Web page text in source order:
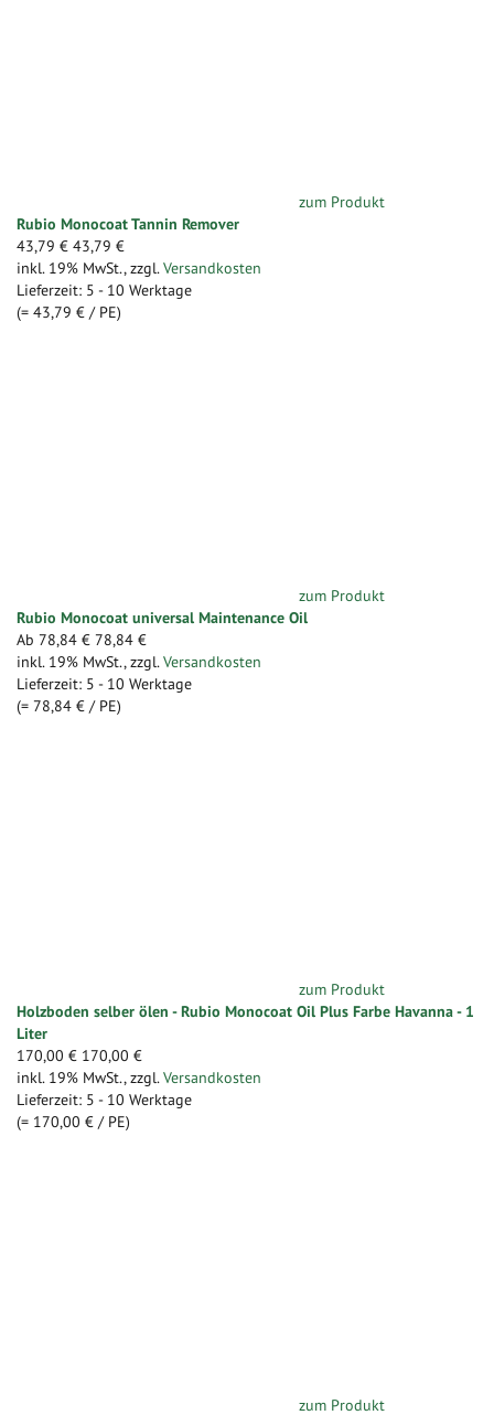
zum Produkt
Rubio Monocoat Tannin Remover
43,79 € 43,79 €
inkl. 19% MwSt., zzgl. Versandkosten
Lieferzeit: 5 - 10 Werktage
(= 43,79 € / PE)
zum Produkt
Rubio Monocoat universal Maintenance Oil
Ab 78,84 € 78,84 €
inkl. 19% MwSt., zzgl. Versandkosten
Lieferzeit: 5 - 10 Werktage
(= 78,84 € / PE)
zum Produkt
Holzboden selber ölen - Rubio Monocoat Oil Plus Farbe Havanna - 1
Liter
170,00 € 170,00 €
inkl. 19% MwSt., zzgl. Versandkosten
Lieferzeit: 5 - 10 Werktage
(= 170,00 € / PE)
zum Produkt